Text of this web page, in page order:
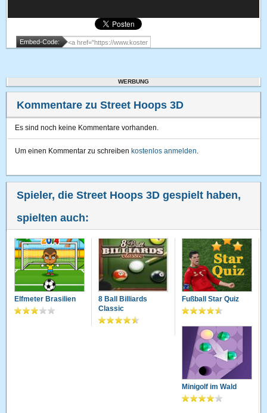
Embed-Code:
WERBUNG
Kommentare zu Street Hoops 3D
Es sind noch keine Kommentare vorhanden.
Um einen Kommentar zu schreiben kostenlos anmelden.
Spieler, die Street Hoops 3D gespielt haben,
spielten auch:
Elfmeter Brasilien
8 Ball Billiards
Classic
Fußball Star Quiz
Minigolf im Wald